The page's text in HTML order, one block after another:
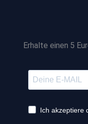
Erhalte einen 5
Ich akzeptiere